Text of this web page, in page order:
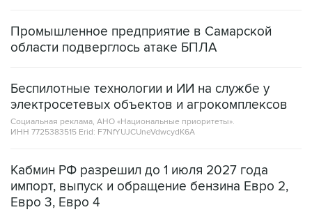
Промышленное предприятие в Самарской
области подверглось атаке БПЛА
Беспилотные технологии и ИИ на службе у
электросетевых объектов и агрокомплексов
Социальная реклама, АНО «Национальные приоритеты».
ИНН 7725383515 Erid: F7NfYUJCUneVdwcydK6A
Кабмин РФ разрешил до 1 июля 2027 года
импорт, выпуск и обращение бензина Евро 2,
Евро 3, Евро 4